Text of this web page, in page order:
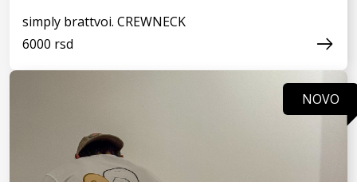
simply brattvoi. CREWNECK
6000 rsd
NOVO